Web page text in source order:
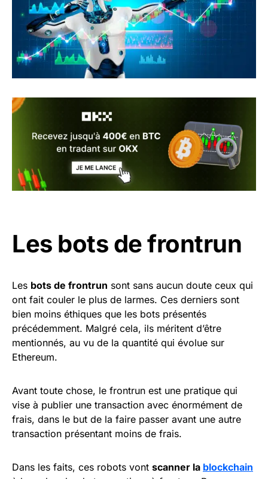
Les bots de frontrun
Les bots de frontrun sont sans aucun doute ceux qui
ont fait couler le plus de larmes. Ces derniers sont
bien moins éthiques que les bots présentés
précédemment. Malgré cela, ils méritent d’être
mentionnés, au vu de la quantité qui évolue sur
Ethereum.
Avant toute chose, le frontrun est une pratique qui
vise à publier une transaction avec énormément de
frais, dans le but de la faire passer avant une autre
transaction présentant moins de frais.
Dans les faits, ces robots vont scanner la blockchain